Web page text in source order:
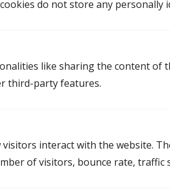
do not store any personally
like sharing the content of
third-party features.
interact with the website.
of visitors, bounce rate, traffic